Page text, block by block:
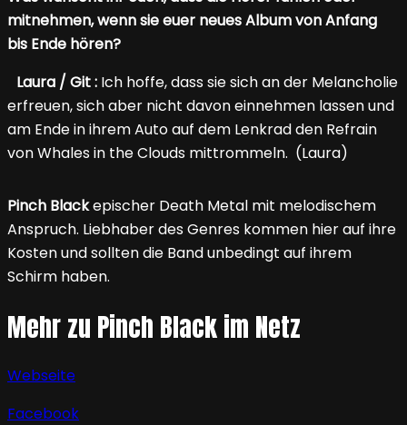
mitnehmen, wenn sie euer neues Album von Anfang
bis Ende hören?
Laura / Git : Ich hoffe, dass sie sich an der Melancholie
erfreuen, sich aber nicht davon einnehmen lassen und
am Ende in ihrem Auto auf dem Lenkrad den Refrain
von Whales in the Clouds mittrommeln. (Laura)
Pinch Blackepischer Death Metal mit melodischem
Anspruch. Liebhaber des Genres kommen hier auf ihre
Kosten und sollten die Band unbedingt auf ihrem
Schirm haben.
Mehr zu Pinch Black im Netz
Webseite
Facebook